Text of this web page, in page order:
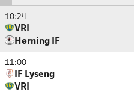
10:24
VRI
Hørning IF
11:00
IF Lyseng
VRI